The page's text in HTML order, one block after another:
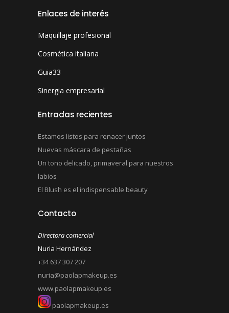
Enlaces de interés
Maquillaje profesional
Cosmética italiana
Guia33
Sinergia empresarial
Entradas recientes
Estamos listos para renacer juntos
Nuevas máscara de pestañas
Un tono delicado, primaveral para nuestros
labios
El Blush es el indispensable beauty
Contacto
Directora comercial
Nuria Hernández
+34 637 307 207
nuria@paolapmakeup.es
www.paolapmakeup.es
paolapmakeup.es